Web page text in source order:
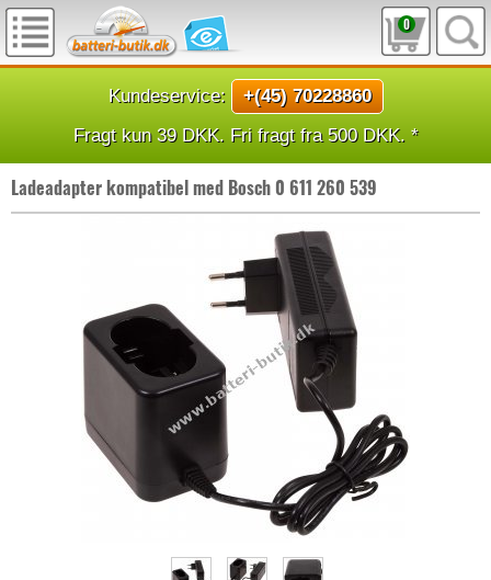
0
Kundeservice:
+(45) 70228860
Fragt kun 39 DKK. Fri fragt fra 500 DKK. *
Ladeadapter kompatibel med Bosch 0 611 260 539